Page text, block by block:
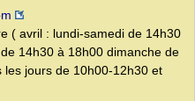
( avril : lundi-samedi de 14h30
14h30 à 18h00 dimanche de
les jours de 10h00-12h30 et